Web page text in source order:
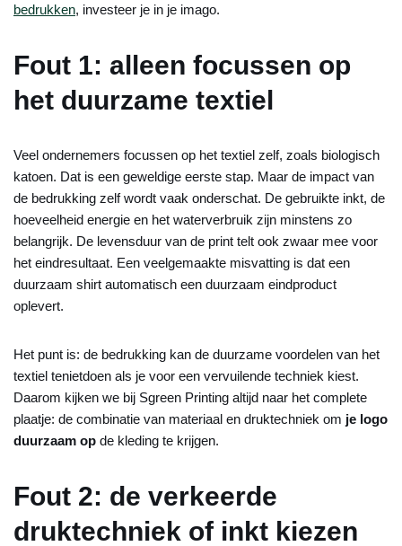
bedrukken, investeer je in je imago.
Fout 1: alleen focussen op
het duurzame textiel
Veel ondernemers focussen op het textiel zelf, zoals biologisch
katoen. Dat is een geweldige eerste stap. Maar de impact van
de bedrukking zelf wordt vaak onderschat. De gebruikte inkt, de
hoeveelheid energie en het waterverbruik zijn minstens zo
belangrijk. De levensduur van de print telt ook zwaar mee voor
het eindresultaat. Een veelgemaakte misvatting is dat een
duurzaam shirt automatisch een duurzaam eindproduct
oplevert.
Het punt is: de bedrukking kan de duurzame voordelen van het
textiel tenietdoen als je voor een vervuilende techniek kiest.
Daarom kijken we bij Sgreen Printing altijd naar het complete
plaatje: de combinatie van materiaal en druktechniek om je logo
duurzaam op de kleding te krijgen.
Fout 2: de verkeerde
druktechniek of inkt kiezen